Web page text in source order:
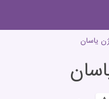
یاسان